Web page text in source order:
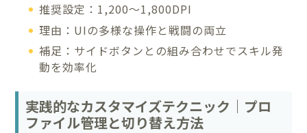
推奨設定：1,200〜1,800DPI
理由：UIの多様な操作と戦闘の両立
補足：サイドボタンとの組み合わせでスキル発
動を効率化
実践的なカスタマイズテクニック｜プロ
ファイル管理と切り替え方法